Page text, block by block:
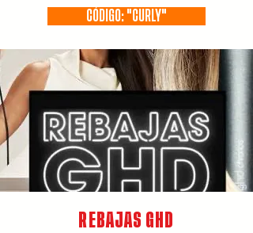
CÓDIGO: "CURLY"
REBAJAS GHD